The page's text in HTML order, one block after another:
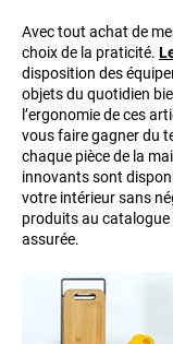
Avec tout achat de
choix de la praticité.
disposition des
objets du quotidien
l’ergonomie de ces
vous faire gagner du
chaque pièce de la
innovants sont
votre intérieur sans
produits au catalogue
assurée.